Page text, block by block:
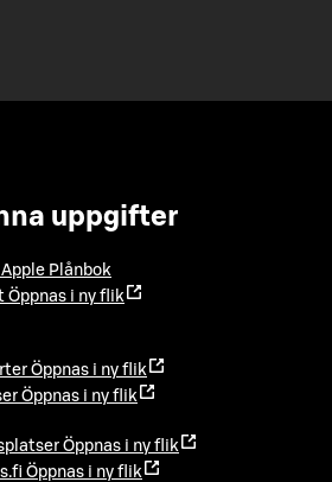
uppgifter
Plånbok
Öppnas i ny flik
Öppnas i ny flik
Öppnas i ny flik
Öppnas i ny flik
Öppnas i ny flik